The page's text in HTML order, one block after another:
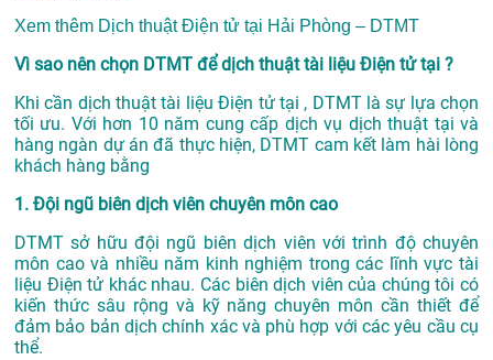
Xem thêm Dịch thuật Điện tử tại Hải Phòng – DTMT
Vì sao nên chọn DTMT để dịch thuật tài liệu Điện tử tại ?
Khi cần dịch thuật tài liệu Điện tử tại , DTMT là sự lựa chọn
tối ưu. Với hơn 10 năm cung cấp dịch vụ dịch thuật tạivà
hàng ngàn dự án đã thực hiện, DTMT cam kết làm hài lòng
khách hàng bằng
1. Đội ngũ biên dịch viên chuyên môn cao
DTMT sở hữu đội ngũ biên dịch viên với trình độ chuyên
môn cao và nhiều năm kinh nghiệm trong các lĩnh vực tài
liệu Điện tử khác nhau. Các biên dịch viên của chúng tôi có
kiến thức sâu rộng và kỹ năng chuyên môn cần thiết để
đảm bảo bản dịch chính xác và phù hợp với các yêu cầu cụ
thể.